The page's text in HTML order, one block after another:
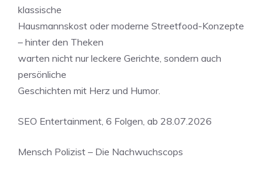
klassische
Hausmannskost oder moderne Streetfood-Konzepte
– hinter den Theken
warten nicht nur leckere Gerichte, sondern auch
persönliche
Geschichten mit Herz und Humor.
SEO Entertainment, 6 Folgen, ab 28.07.2026
Mensch Polizist – Die Nachwuchscops